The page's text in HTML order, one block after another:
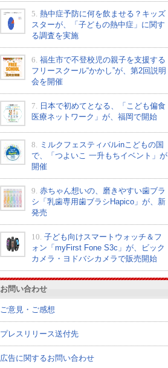
5. 熱中症予防に何を飲ませる？キッズ
スターが、「子どもの熱中症」に関す
る調査を実施
6. 福生市で不登校児の親子を支援する
フリースクール“かかし”が、第2回説明
会を開催
7.
日本で初めてとなる、「こども偏食
医療ネットワーク」が、福岡で開始
8.
ミルクフェスティバルinこどもの国
で、「つよいこ 一升もちイベント」が
開催
9. 赤ちゃん想いの、磨きやすい歯ブラ
シ「乳歯専用歯ブラシHapico」が、新
発売
10. 子ども向けスマートウォッチ＆フ
ォン「myFirst Fone S3c」が、ビック
カメラ・ヨドバシカメラで販売開始
お問い合わせ
ご意見・ご感想
プレスリリース送付先
広告に関するお問い合わせ